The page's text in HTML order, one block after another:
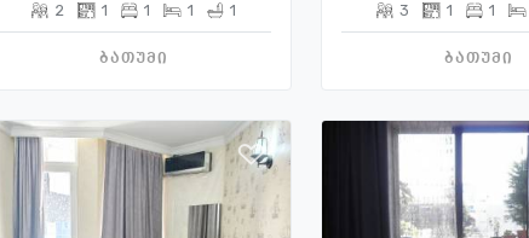
2 1 1 1 1
ბათუმი
3 1 1
ბათუმი